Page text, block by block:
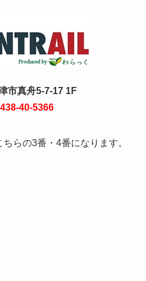
市真舟5-7-17 1F
40-5366
らの3番・4番になります。